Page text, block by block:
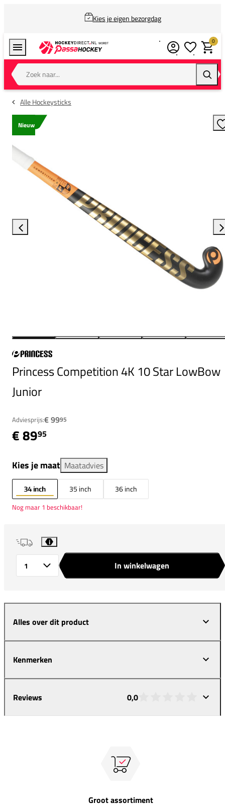
Kies je eigen bezorgdag
Zoek naar...
0
Alle Hockeysticks
Nieuw
Princess Competition 4K 10 Star LowBow
Junior
Adviesprijs:€ 9995
€ 8995
Kies je maat Maatadvies
34 inch 35 inch 36 inch
Nog maar 1 beschikbaar!
i
In winkelwagen
Alles over dit product
Kenmerken
Reviews 0,0
Groot assortiment